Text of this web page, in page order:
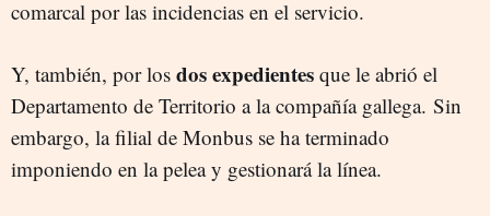
comarcal por las incidencias en el servicio.
Y, también, por los dos expedientes que le abrió el
Departamento de Territorio a la compañía gallega. Sin
embargo, la filial de Monbus se ha terminado
imponiendo en la pelea y gestionará la línea.